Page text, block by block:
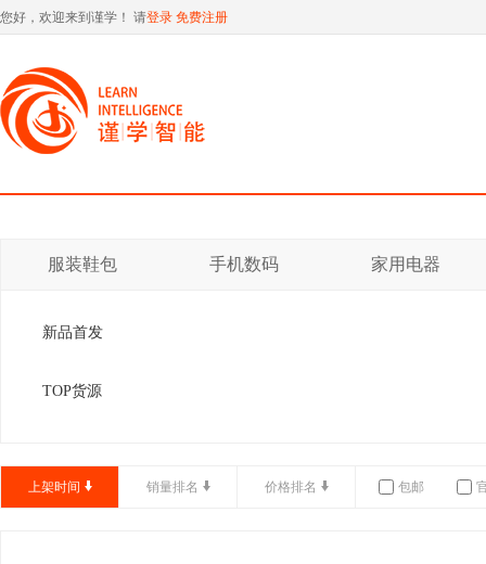
您好，欢迎来到谨学！ 请登录 免费注册
服装鞋包 手机数码 家用电器
新品首发
TOP货源
上架时间 销量排名 价格排名 包邮